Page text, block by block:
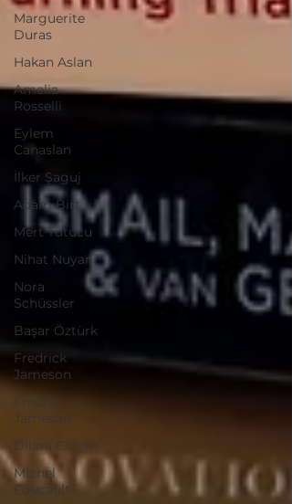
Marguerite
Duras
Hakan Aslan
Amelia
Rosselli
Eylem
Canaslan
İlker Şaguj
Adam Birt
Mert Tutucu
Nihat Nuyan
Nora
Schüssler
Başar Öztürk
Fredrick
Jameson
Fredric
Jameson
Dilara Erdem
Michel
Foucault